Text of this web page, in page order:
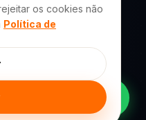
os cookies não
Política de